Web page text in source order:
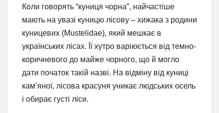
Коли говорять “куниця чорна”, найчастіше
мають на увазі куницю лісову – хижака з родини
куницевих (Mustelidae), який мешкає в
українських лісах. Її хутро варіюється від темно-
коричневого до майже чорного, що й могло
дати початок такій назві. На відміну від куниці
кам’яної, лісова красуня уникає людських осель
і обирає густі ліси.